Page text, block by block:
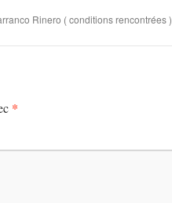
Rinero ( conditions rencontrées )
*